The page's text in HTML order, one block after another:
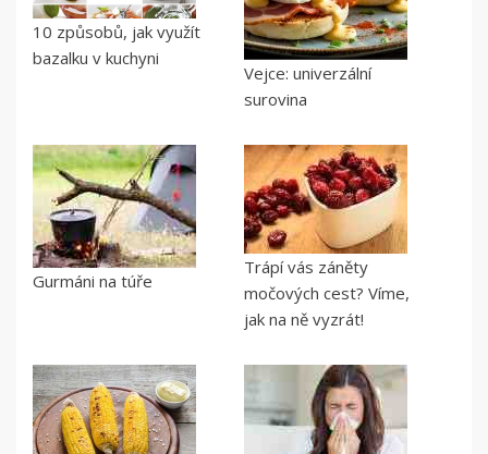
10 způsobů, jak využít
bazalku v kuchyni
Vejce: univerzální
surovina
Gurmáni na túře
Trápí vás záněty
močových cest? Víme,
jak na ně vyzrát!